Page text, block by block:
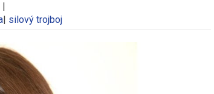
|
| silový trojboj